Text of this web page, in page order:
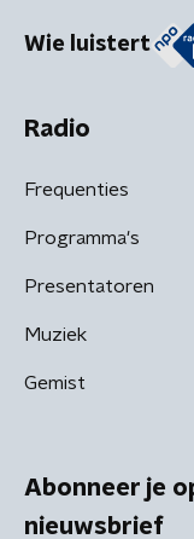
Wie luistert
Radio
Frequenties
Programma's
Presentatoren
Muziek
Gemist
Abonneer je
nieuwsbrief